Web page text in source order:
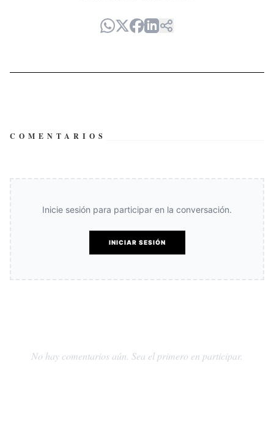
COMENTARIOS
Inicie sesión para participar en la conversación.
INICIAR SESIÓN
No hay comentarios aún. Sea el primero en participar.